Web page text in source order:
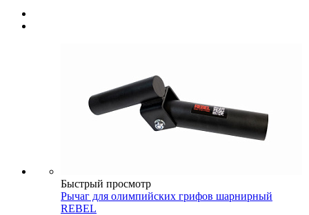
Быстрый просмотр
Рычаг для олимпийских грифов шарнирный
REBEL